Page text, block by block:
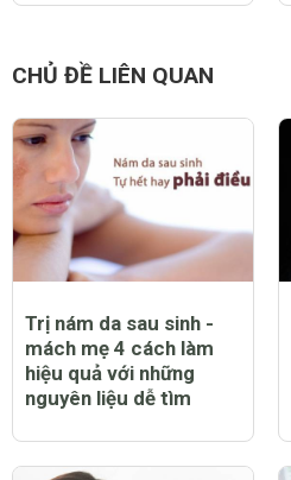
CHỦ ĐỀ LIÊN QUAN
Trị nám da sau sinh -
mách mẹ 4 cách làm
hiệu quả với những
nguyên liệu dễ tìm